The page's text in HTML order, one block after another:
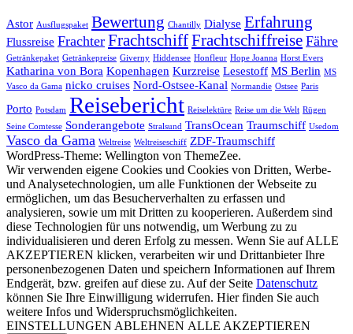
Astor Ausflugspaket Bewertung Chantilly Dialyse Erfahrung
Flussreise Frachter FrachtschiffFrachtschiffreise Fähre
Getränkepaket Getränkepreise Giverny Hiddensee Honfleur Hope Joanna Horst Evers
Katharina von Bora Kopenhagen Kurzreise Lesestoff MS Berlin MS
Vasco da Gama nicko cruises Nord-Ostsee-Kanal Normandie Ostsee Paris
Porto Potsdam Reisebericht Reiselektüre Reise um die Welt Rügen
Seine Comtesse Sonderangebote Stralsund TransOcean Traumschiff Usedom
Vasco da Gama Weltreise Weltreiseschiff ZDF-Traumschiff
WordPress-Theme: Wellington von ThemeZee.
Wir verwenden eigene Cookies und Cookies von Dritten, Werbe-
und Analysetechnologien, um alle Funktionen der Webseite zu
ermöglichen, um das Besucherverhalten zu erfassen und
analysieren, sowie um mit Dritten zu kooperieren. Außerdem sind
diese Technologien für uns notwendig, um Werbung zu zu
individualisieren und deren Erfolg zu messen. Wenn Sie auf ALLE
AKZEPTIEREN klicken, verarbeiten wir und Drittanbieter Ihre
personenbezogenen Daten und speichern Informationen auf Ihrem
Endgerät, bzw. greifen auf diese zu. Auf der Seite Datenschutz
können Sie Ihre Einwilligung widerrufen. Hier finden Sie auch
weitere Infos und Widerspruchsmöglichkeiten.
EINSTELLUNGEN ABLEHNEN ALLE AKZEPTIEREN